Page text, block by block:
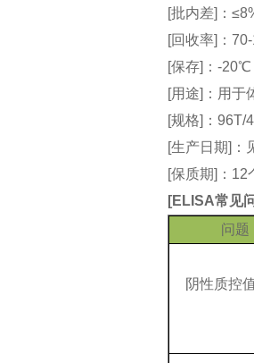
[批内差]：
[回收率]：
[保存]：-
[用途]：用于
[规格]：96T/
[生产日期]：
[保质期]：
[ELISA常见
问题
阴性质控